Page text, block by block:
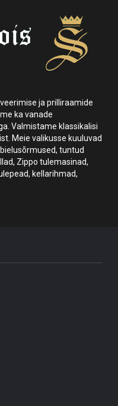
ja prilliraamide
ka vanade
Valmistame klassikalisi
Meie valikusse kuuluvad
tuntud
Zippo tulemasinad,
kellarihmad,